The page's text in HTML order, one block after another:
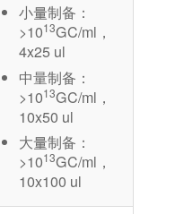
⼩量制备：
>1013GC/ml，
4x25 ul
中量制备：
>1013GC/ml，
10x50 ul
⼤量制备：
>1013GC/ml，
10x100 ul